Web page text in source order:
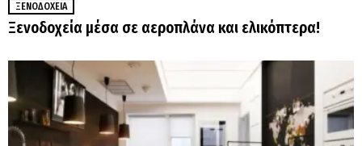
ΞΕΝΟΔΟΧΕΊΑ
Ξενοδοχεία μέσα σε αεροπλάνα και ελικόπτερα!